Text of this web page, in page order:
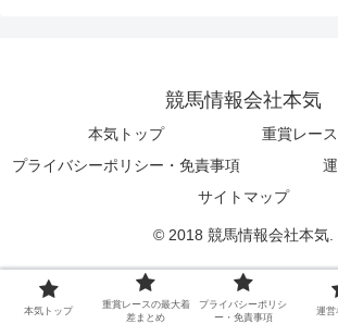
競馬情報会社本気
本気トップ
重賞レー
プライバシーポリシー・免責事項
サイトマップ
© 2018 競馬情報会社本気.
本気トップ
重賞レースの最大着
差まとめ
プライバシーポリシ
ー・免責事項
運営